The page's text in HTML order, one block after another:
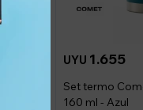
UYU 1.655
Set termo
160 ml - Azul